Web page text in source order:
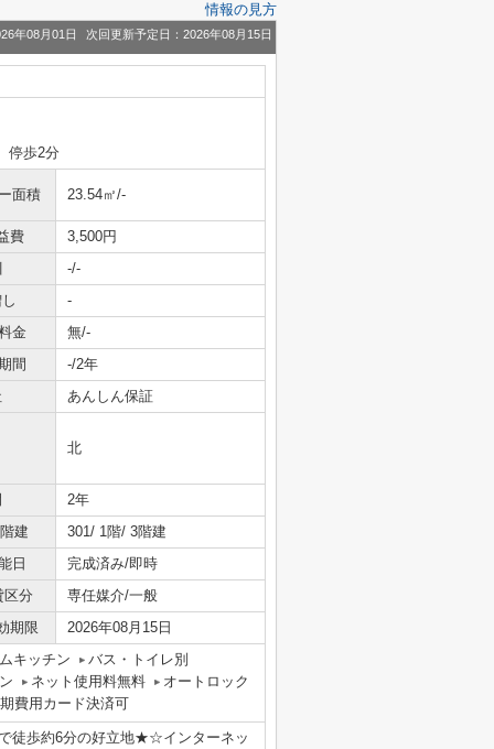
情報の見方
年08月01日 次回更新予定日：2026年08月15日
停歩2分
面積 23.54㎡/-
費
3,500円
-/-
-
金
無/-
間
-/2年
あんしん保証
北
2年
建
301/ 1階/ 3階建
日
完成済み/即時
区分
専任媒介/一般
期限
2026年08月15日
キッチン
バス・トイレ別
ネット使用料無料
オートロック
費用カード決済可
徒歩約6分の好立地★☆インターネッ